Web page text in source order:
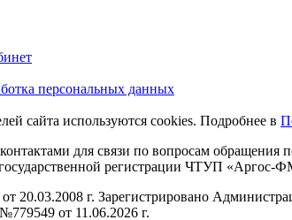
персональных данных
сайта используются cookies. Подробнее в
для связи по вопросам
регистрации ЧТУП
20.03.2008 г. Зарегистрировано
от 11.06.2026 г.